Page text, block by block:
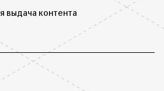
выдача контента